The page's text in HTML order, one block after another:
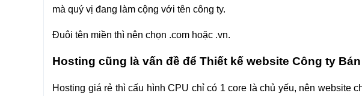
mà quý vị đang làm cộng với tên công ty.
Đuôi tên miền thì nên chọn .com hoặc .vn.
Hosting cũng là vấn đề để Thiết kế website Công ty
Hosting giá rẻ thì cấu hình CPU chỉ có 1 core là chủ yếu, nên website